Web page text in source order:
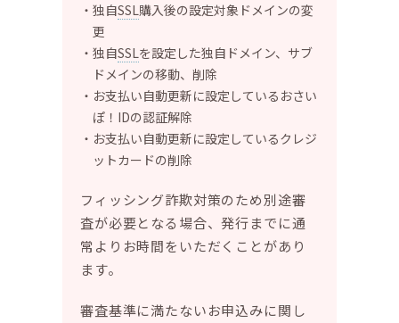
独自SSL購入後の設定対象ドメインの変
更
独自SSLを設定した独自ドメイン、サブ
ドメインの移動、削除
お支払い自動更新に設定しているおさい
ぽ！IDの認証解除
お支払い自動更新に設定しているクレジ
ットカードの削除
フィッシング詐欺対策のため別途審
査が必要となる場合、発行までに通
常よりお時間をいただくことがあり
ます。
審査基準に満たないお申込みに関し